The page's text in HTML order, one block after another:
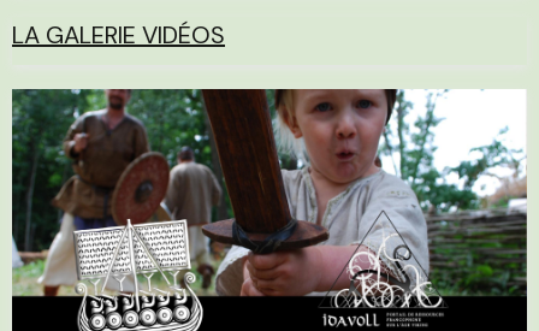
LA GALERIE VIDÉOS